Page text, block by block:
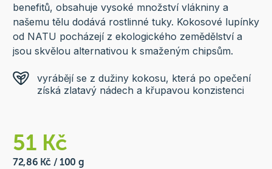
benefitů, obsahuje vysoké množství vlákniny a
našemu tělu dodává rostlinné tuky. Kokosové lupínky
od NATU pocházejí z ekologického zemědělství a
jsou skvělou alternativou k smaženým chipsům.
vyrábějí se z dužiny kokosu, která po opečení
získá zlatavý nádech a křupavou konzistenci
51 Kč
72,86 Kč / 100 g